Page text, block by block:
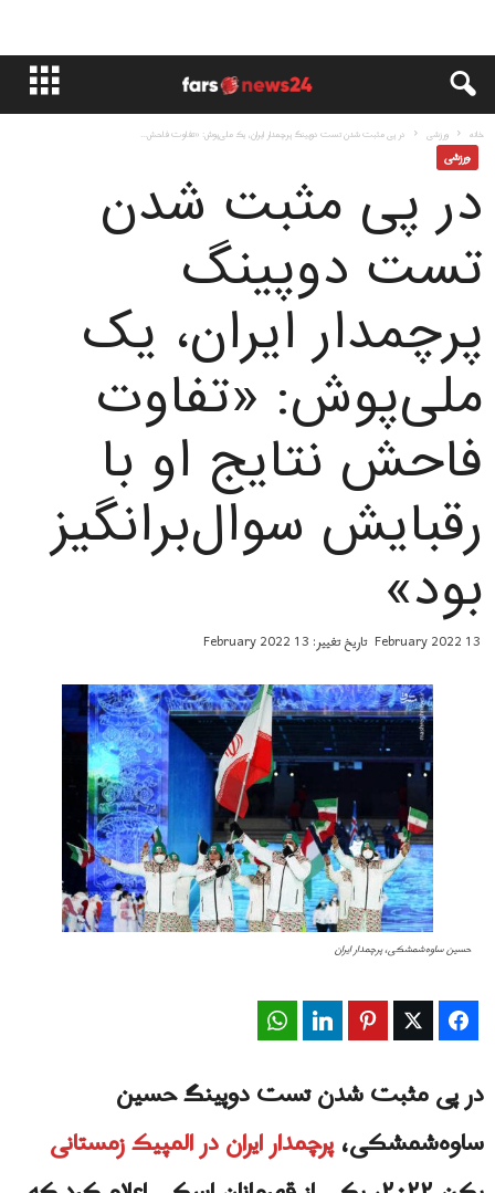
خانه ورزشی در پی مثبت شدن تست دوپینگ پرچمدار ایران، یک ملی‌پوش: «تفاوت فاحش...
ورزشی
در پی مثبت شدن
تست دوپینگ
پرچمدار ایران، یک
ملی‌پوش: «تفاوت
فاحش نتایج او با
رقبایش سوال‌برانگیز
بود»
13 February 2022 تاریخ تغییر: 13 February 2022
حسین ساوه‌شمشکی، پرچمدار ایران
Facebook
Twitter
Pinterest
LinkedIn
در پی مثبت شدن تست دوپینگ حسین
ساوه‌شمشکی،پرچمدار ایران در المپیک زمستانی